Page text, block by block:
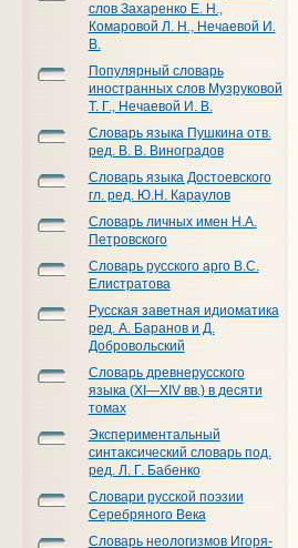
слов Захаренко Е. Н.,
Комаровой Л. Н., Нечаевой И.
В.
Популярный словарь
иностранных слов Музруковой
Т. Г., Нечаевой И. В.
Словарь языка Пушкина отв.
ред. В. В. Виноградов
Словарь языка Достоевского
гл. ред. Ю.Н. Караулов
Словарь личных имен Н.А.
Петровского
Словарь русского арго В.С.
Елистратова
Русская заветная идиоматика
ред. А. Баранов и Д.
Добровольский
Словарь древнерусского
языка (XI—XIV вв.) в десяти
томах
Экспериментальный
синтаксический словарь под.
ред. Л. Г. Бабенко
Словари русской поэзии
Серебряного Века
Словарь неологизмов Игоря-